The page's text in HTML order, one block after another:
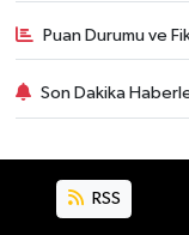
Puan Durumu ve
Son Dakika
RSS